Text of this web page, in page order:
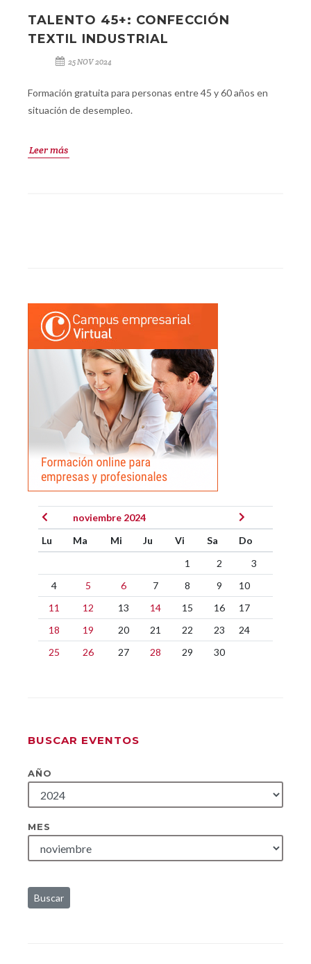
TALENTO 45+: CONFECCIÓN
TEXTIL INDUSTRIAL
25 NOV 2024
Formación gratuita para personas entre 45 y 60 años en
situación de desempleo.
Leer más
noviembre 2024
Lu
Ma Mi Ju Vi Sa
Do
1
2
3
4
5 6 7 8 9
10
11
12 13 14 15 16
17
18
19 20 21 22 23
24
25
26 27 28 29 30
BUSCAR EVENTOS
AÑO
MES
Buscar